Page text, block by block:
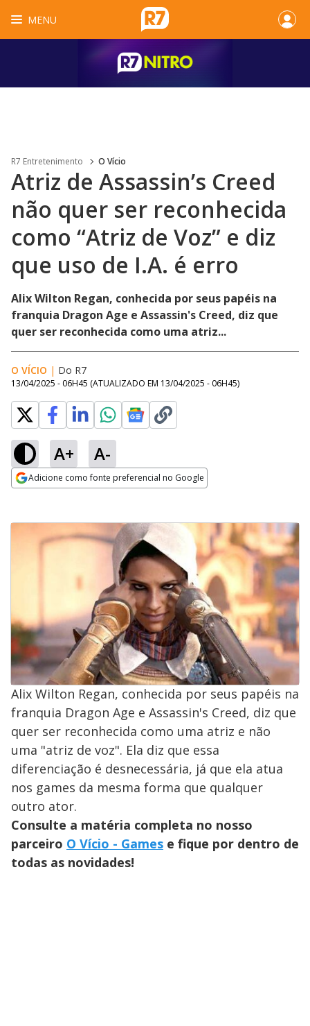
MENU
R7 Entretenimento O Vício
Atriz de Assassin’s Creed
não quer ser reconhecida
como “Atriz de Voz” e diz
que uso de I.A. é erro
Alix Wilton Regan, conhecida por seus papéis na
franquia Dragon Age e Assassin's Creed, diz que
quer ser reconhecida como uma atriz...
O VÍCIO | Do R7
13/04/2025 - 06H45 (ATUALIZADO EM 13/04/2025 - 06H45)
A+ A-
Adicione como fonte preferencial no Google
Alix Wilton Regan, conhecida por seus papéis na
franquia Dragon Age e Assassin's Creed, diz que
quer ser reconhecida como uma atriz e não
uma "atriz de voz". Ela diz que essa
diferenciação é desnecessária, já que ela atua
nos games da mesma forma que qualquer
outro ator.
Consulte a matéria completa no nosso
parceiro O Vício - Games e fique por dentro de
todas as novidades!